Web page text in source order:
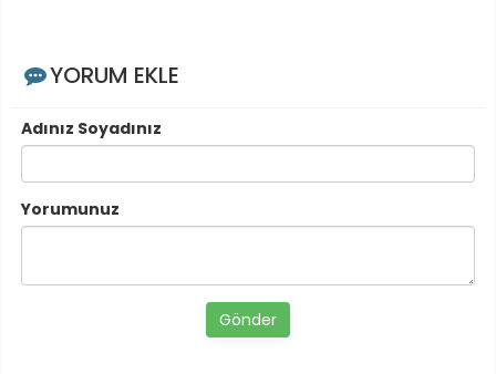
YORUM EKLE
Adınız Soyadınız
Yorumunuz
Gönder